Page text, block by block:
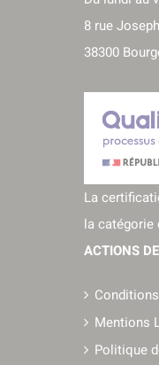
8 rue
38300
La
la catégorie
ACTIONS
Mentions
Politique